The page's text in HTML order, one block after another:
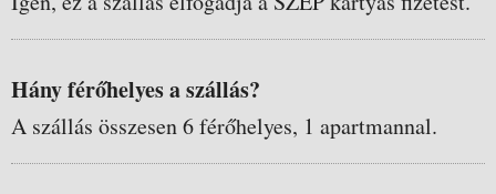
Hány férőhelyes a szállás?
A szállás összesen 6 férőhelyes, 1 apartmannal.